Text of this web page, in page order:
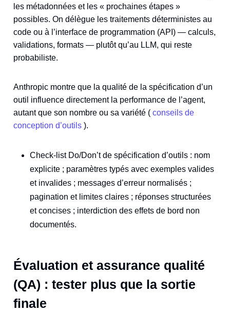
les métadonnées et les « prochaines étapes »
possibles. On délègue les traitements déterministes au
code ou à l’interface de programmation (API) — calculs,
validations, formats — plutôt qu’au LLM, qui reste
probabiliste.
Anthropic montre que la qualité de la spécification d’un
outil influence directement la performance de l’agent,
autant que son nombre ou sa variété ( conseils de
conception d’outils ).
Check-list Do/Don’t de spécification d’outils : nom
explicite ; paramètres typés avec exemples valides
et invalides ; messages d’erreur normalisés ;
pagination et limites claires ; réponses structurées
et concises ; interdiction des effets de bord non
documentés.
Évaluation et assurance qualité
(QA) : tester plus que la sortie
finale